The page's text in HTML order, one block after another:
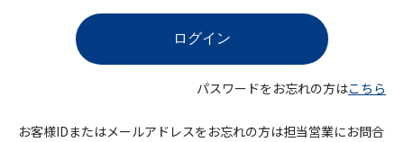
パスワードをお忘れの方はこちら
お客様IDまたはメールアドレスをお忘れの方は担当営業にお問合